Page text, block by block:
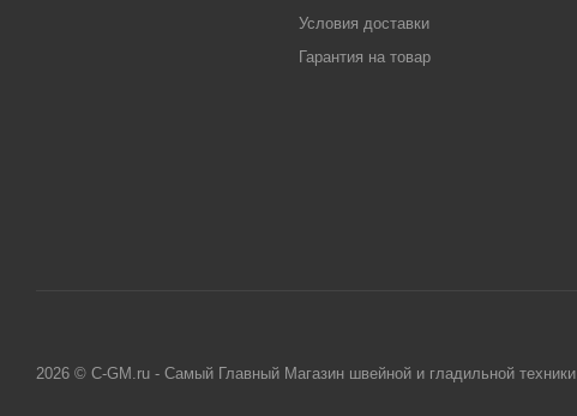
Условия доставки
Гарантия на товар
2026 © C-GM.ru - Самый Главный Магазин швейной и гладильной техники